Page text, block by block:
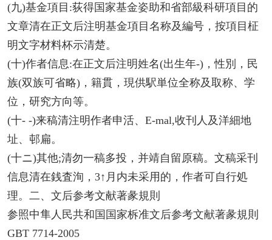
(九)基金項目:荻得国家基金姿助和省部級科研項目的
文章清在正文后注明基金項目名称及編号，按項目柾
明文字材料杯示清楚。
(十)作者信息:在正文后注明姓名(出生年-)，性別，民
族(双族可省略)，籍貫，現供駅単位全称及取称、学
位，研究方向等。
(十- -)来稿清注明作者申活、E-mal,收刊人及洋細地
址、邨扁。
(十ニ)其他;清勿一稿多投，并靖自留原稿。文稿采刊
信息清在銭査洵，3↑月内未采用的，作者可自行処
理。二、文后参考文献著彖規則
参照中隼人民共和国国家柝准文后参考文献著彖規則
GBT 7714-2005